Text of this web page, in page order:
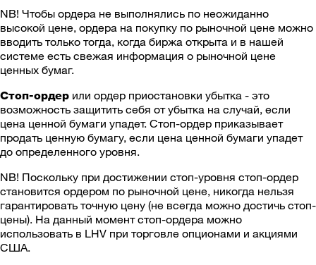
NB! Чтобы ордера не выполнялись по неожиданно
высокой цене, ордера на покупку по рыночной цене можно
вводить только тогда, когда биржа открыта и в нашей
системе есть свежая информация о рыночной цене
ценных бумаг.
Стоп-ордер или ордер приостановки убытка - это
возможность защитить себя от убытка на случай, если
цена ценной бумаги упадет. Стоп-ордер приказывает
продать ценную бумагу, если цена ценной бумаги упадет
до определенного уровня.
NB! Поскольку при достижении стоп-уровня стоп-ордер
становится ордером по рыночной цене, никогда нельзя
гарантировать точную цену (не всегда можно достичь стоп-
цены). На данный момент стоп-ордера можно
использовать в LHV при торговле опционами и акциями
США.